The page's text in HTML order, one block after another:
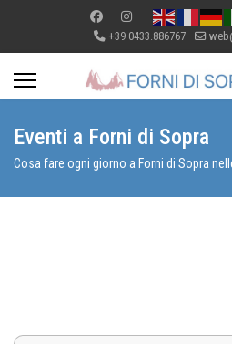
+39 0433.886767
Eventi a Forni di Sopra
Cosa fare ogni giorno a Forni di Sopra